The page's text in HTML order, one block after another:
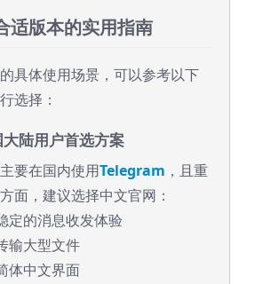
适版本的实用指南
具体使用场景，可以参考以下
选择：
大陆用户首选方案
要在国内使用Telegram ，且重
面，建议选择中文官网：
定的消息收发体验
输大型文件
体中文界面